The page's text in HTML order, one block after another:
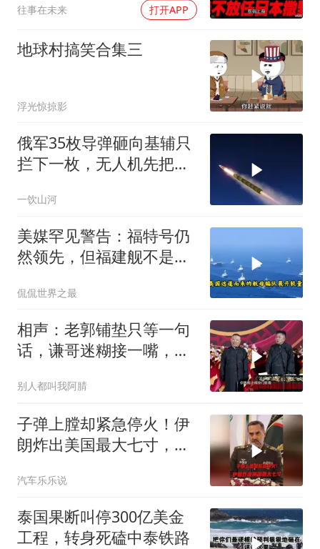
往事在未来 打开APP
地球村搞笑合集三
浮光惊掠影
俄军35枚导弹砸向基辅只
拦下一枚，无人机先把爱
秋天反攻成了笑话
一饮山河
美媒罕见警告：福特号仍
然领先，但福建舰不是中
侃侃世界之最
相声：老郭铺垫只等一句
话，谦哥迷糊接一嘴，包
别人都叫我阿腈
子弹上膛却紧急停火！伊
朗炸出美国最大七寸，特
汽车乐乐说
泰国果断叫停300亿美金
工程，转身死磕中泰铁路